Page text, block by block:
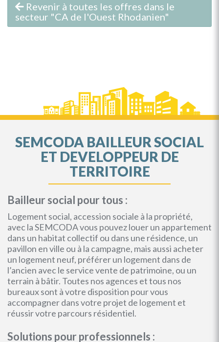
Revenir à toutes les offres dans le
secteur "CA de l'Ouest Rhodanien"
SEMCODA BAILLEUR SOCIAL
ET DEVELOPPEUR DE
TERRITOIRE
Bailleur social pour tous :
Logement social, accession sociale à la propriété,
avec la SEMCODA vous pouvez louer un appartement
dans un habitat collectif ou dans une résidence, un
pavillon en ville ou à la campagne, mais aussi acheter
un logement neuf, préférer un logement dans de
l’ancien avec le service vente de patrimoine, ou un
terrain à bâtir. Toutes nos agences et tous nos
bureaux sont à votre disposition pour vous
accompagner dans votre projet de logement et
réussir votre parcours résidentiel.
Solutions pour professionnels :